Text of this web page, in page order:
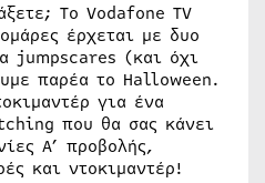
To Vodafone TV
έρχεται με δυο
jumpscares (και όχι
παρέα το Halloween.
για ένα
που θα σας κάνει
Α’ προβολής,
και ντοκιμαντέρ!